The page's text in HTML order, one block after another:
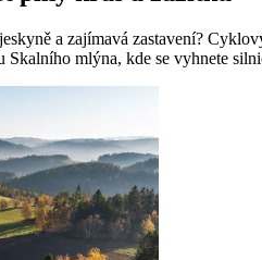
a zajímavá zastavení?
mlýna, kde se vyhnete